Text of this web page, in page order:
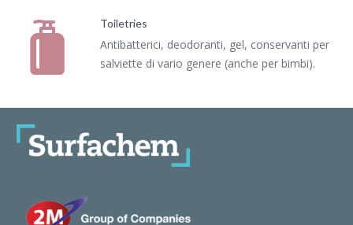
Toiletries
Antibatterici, deodoranti, gel, conservanti per
salviette di vario genere (anche per bimbi).